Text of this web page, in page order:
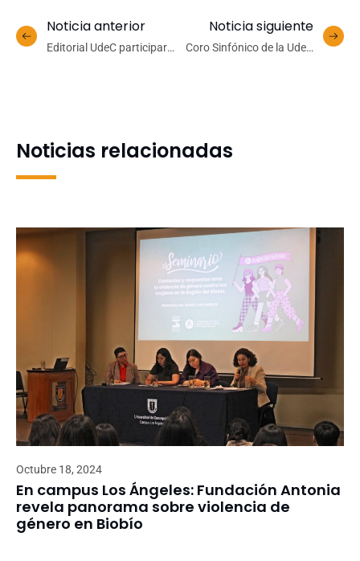
Noticia anterior
Editorial UdeC participará
Noticia siguiente
Coro Sinfónico de la UdeC
Noticias relacionadas
Octubre 18, 2024
En campus Los Ángeles: Fundación Antonia
revela panorama sobre violencia de
género en Biobío